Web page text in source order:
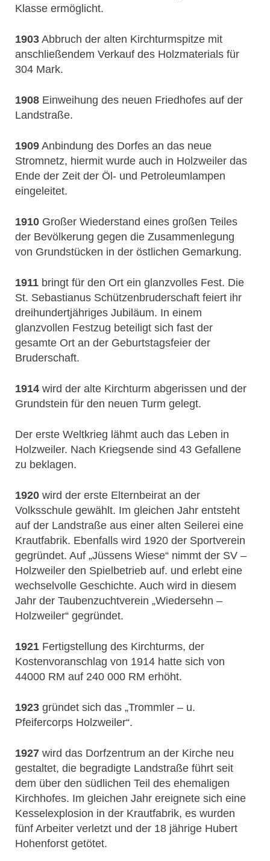
Klasse ermöglicht.
1903 Abbruch der alten Kirchturmspitze mit
anschließendem Verkauf des Holzmaterials für
304 Mark.
1908 Einweihung des neuen Friedhofes auf der
Landstraße.
1909 Anbindung des Dorfes an das neue
Stromnetz, hiermit wurde auch in Holzweiler das
Ende der Zeit der Öl- und Petroleumlampen
eingeleitet.
1910 Großer Wiederstand eines großen Teiles
der Bevölkerung gegen die Zusammenlegung
von Grundstücken in der östlichen Gemarkung.
1911 bringt für den Ort ein glanzvolles Fest. Die
St. Sebastianus Schützenbruderschaft feiert ihr
dreihundertjähriges Jubiläum. In einem
glanzvollen Festzug beteiligt sich fast der
gesamte Ort an der Geburtstagsfeier der
Bruderschaft.
1914 wird der alte Kirchturm abgerissen und der
Grundstein für den neuen Turm gelegt.
Der erste Weltkrieg lähmt auch das Leben in
Holzweiler. Nach Kriegsende sind 43 Gefallene
zu beklagen.
1920 wird der erste Elternbeirat an der
Volksschule gewählt. Im gleichen Jahr entsteht
auf der Landstraße aus einer alten Seilerei eine
Krautfabrik. Ebenfalls wird 1920 der Sportverein
gegründet. Auf „Jüssens Wiese“ nimmt der SV –
Holzweiler den Spielbetrieb auf. und erlebt eine
wechselvolle Geschichte. Auch wird in diesem
Jahr der Taubenzuchtverein „Wiedersehn –
Holzweiler“ gegründet.
1921 Fertigstellung des Kirchturms, der
Kostenvoranschlag von 1914 hatte sich von
44000 RM auf 240 000 RM erhöht.
1923 gründet sich das „Trommler – u.
Pfeifercorps Holzweiler“.
1927 wird das Dorfzentrum an der Kirche neu
gestaltet, die begradigte Landstraße führt seit
dem über den südlichen Teil des ehemaligen
Kirchhofes. Im gleichen Jahr ereignete sich eine
Kesselexplosion in der Krautfabrik, es wurden
fünf Arbeiter verletzt und der 18 jährige Hubert
Hohenforst getötet.